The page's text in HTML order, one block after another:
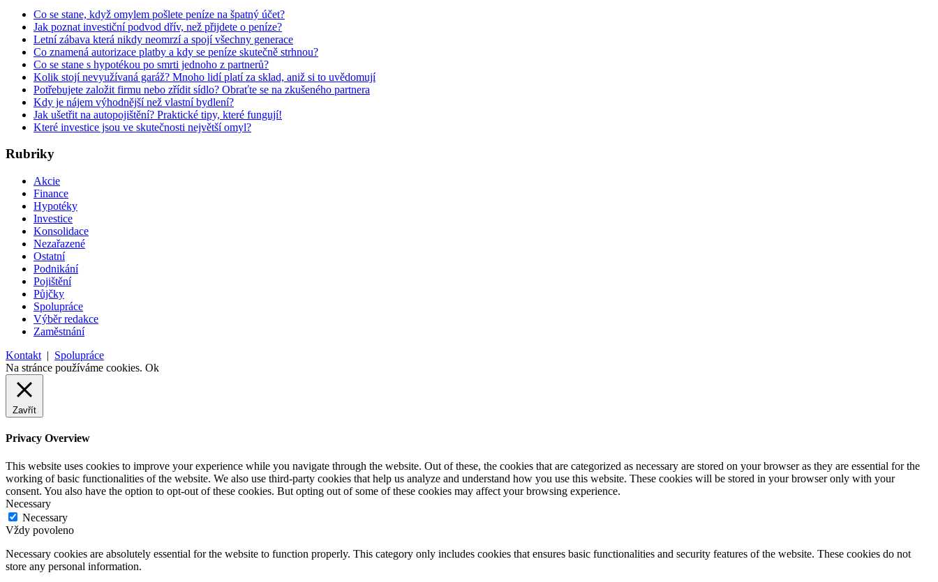
Co se stane, když omylem pošlete peníze na špatný účet?
Jak poznat investiční podvod dřív, než přijdete o peníze?
Letní zábava která nikdy neomrzí a spojí všechny generace
Co znamená autorizace platby a kdy se peníze skutečně strhnou?
Co se stane s hypotékou po smrti jednoho z partnerů?
Kolik stojí nevyužívaná garáž? Mnoho lidí platí za sklad, aniž si to uvědomují
Potřebujete založit firmu nebo zřídit sídlo? Obraťte se na zkušeného partnera
Kdy je nájem výhodnější než vlastní bydlení?
Jak ušetřit na autopojištění? Praktické tipy, které fungují!
Které investice jsou ve skutečnosti největší omyl?
Rubriky
Akcie
Finance
Hypotéky
Investice
Konsolidace
Nezařazené
Ostatní
Podnikání
Pojištění
Půjčky
Spolupráce
Výběr redakce
Zaměstnání
Kontakt | Spolupráce
Na stránce používáme cookies. Ok
Zavřít
Privacy Overview
This website uses cookies to improve your experience while you navigate through the website. Out of these, the cookies that are categorized as necessary are stored on your browser as they are essential for the
working of basic functionalities of the website. We also use third-party cookies that help us analyze and understand how you use this website. These cookies will be stored in your browser only with your
consent. You also have the option to opt-out of these cookies. But opting out of some of these cookies may affect your browsing experience.
Necessary
Necessary
Vždy povoleno
Necessary cookies are absolutely essential for the website to function properly. This category only includes cookies that ensures basic functionalities and security features of the website. These cookies do not
store any personal information.